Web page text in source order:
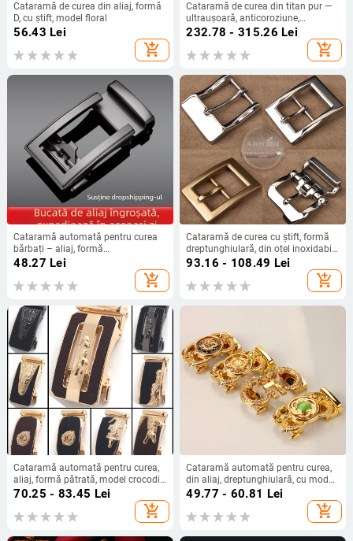
Cataramă de curea din aliaj, formă
D, cu știft, model floral
56.43 Lei
add_shopping_cart
Cataramă de curea din titan pur —
ultraușoară, anticoroziune,
dreptunghiulară, suprafață netedă,
stil business, unisex, pentru toate
sezoanele, lansată în 2014
232.78 - 315.26 Lei
add_shopping_cart
Cataramă automată pentru curea
bărbați – aliaj, formă
dreptunghiulară, stil business
48.27 Lei
add_shopping_cart
Cataramă de curea cu știft, formă
dreptunghiulară, din oțel inoxidabil,
model grilă, accesoriu casual
93.16 - 108.49 Lei
add_shopping_cart
Cataramă automată pentru curea,
aliaj, formă pătrată, model crocodil,
stil de afaceri
70.25 - 83.45 Lei
add_shopping_cart
Cataramă automată pentru curea,
din aliaj, dreptunghiulară, cu model
animal
49.77 - 60.81 Lei
add_shopping_cart